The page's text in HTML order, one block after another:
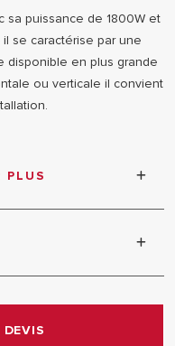
sa puissance de 1800W et
se caractérise par une
disponible en plus grande
ou verticale il convient
PLUS
réduit à l’arrivée
froide et
chaude en
associé avec du
DEVIS